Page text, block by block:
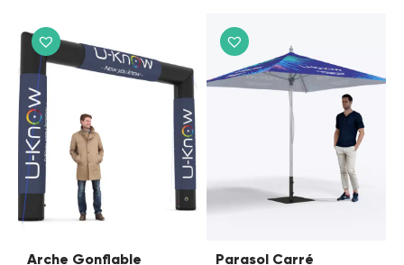
Arche Gonflable Parasol Carré